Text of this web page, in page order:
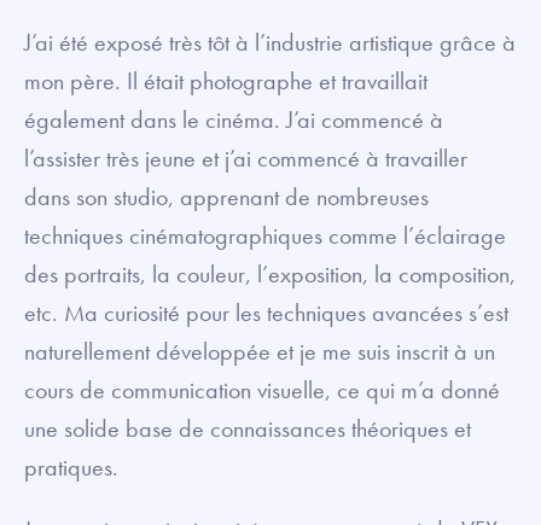
J’ai été exposé très tôt à l’industrie artistique grâce à
mon père. Il était photographe et travaillait
également dans le cinéma. J’ai commencé à
l’assister très jeune et j’ai commencé à travailler
dans son studio, apprenant de nombreuses
techniques cinématographiques comme l’éclairage
des portraits, la couleur, l’exposition, la composition,
etc. Ma curiosité pour les techniques avancées s’est
naturellement développée et je me suis inscrit à un
cours de communication visuelle, ce qui m’a donné
une solide base de connaissances théoriques et
pratiques.